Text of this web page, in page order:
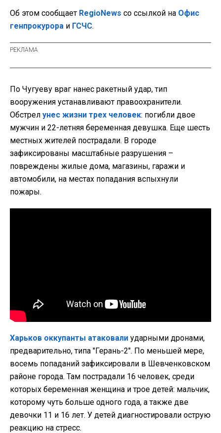
Об этом сообщает RegioNews со ссылкой на Офис
генпрокурора и ГСЧС.
По Чугуеву враг нанес ракетный удар, тип
вооружения устанавливают правоохранители.
Обстрел унес жизни трех человек: погибли двое
мужчин и 22-летняя беременная девушка. Еще шесть
местных жителей пострадали. В городе
зафиксированы масштабные разрушения –
повреждены жилые дома, магазины, гаражи и
автомобили, на местах попадания вспыхнули
пожары.
Харьков оккупанты атаковали ударными дронами,
предварительно, типа "Герань-2". По меньшей мере,
восемь попаданий зафиксировали в Шевченковском
районе города. Там пострадали 16 человек, среди
которых беременная женщина и трое детей: мальчик,
которому чуть больше одного года, а также две
девочки 11 и 16 лет. У детей диагностировали острую
реакцию на стресс.